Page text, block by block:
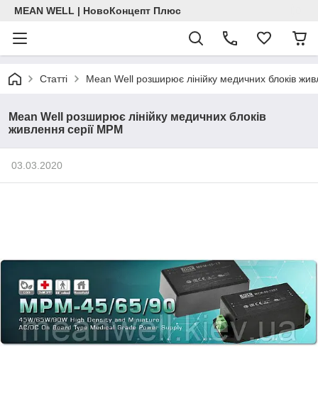
MEAN WELL | НовоКонцепт Плюс
Статті Mean Well розширює лінійку медичних блоків
Mean Well розширює лінійку медичних блоків
живлення серії MPM
03.03.2020